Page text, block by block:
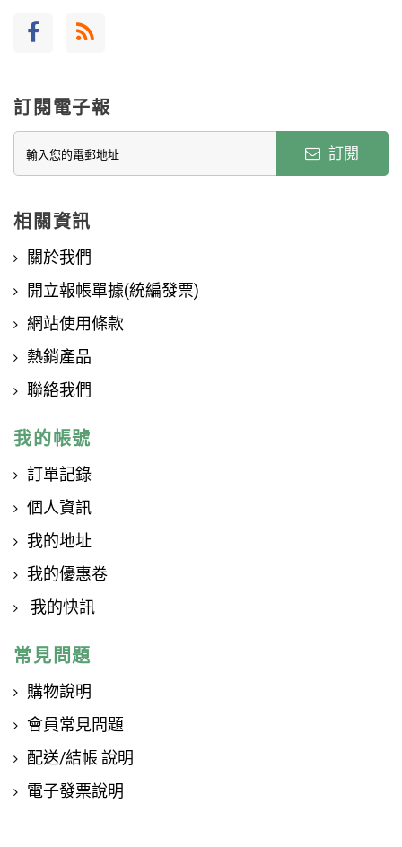
訂閱電子報
訂閱
相關資訊
關於我們
開立報帳單據(統編發票)
網站使用條款
熱銷產品
聯絡我們
我的帳號
訂單記錄
個人資訊
我的地址
我的優惠卷
我的快訊
常見問題
購物說明
會員常見問題
配送/結帳 說明
電子發票說明